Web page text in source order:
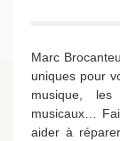
Marc
uniques pour
musique,
musicaux…
aider à